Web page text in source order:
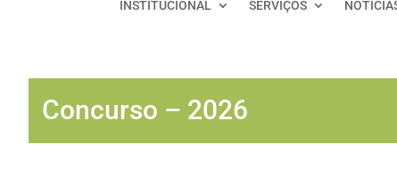
INSTITUCIONAL SERVIÇOS
Concurso – 2026